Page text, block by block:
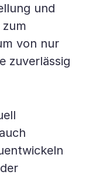
und
von nur
zuverlässig